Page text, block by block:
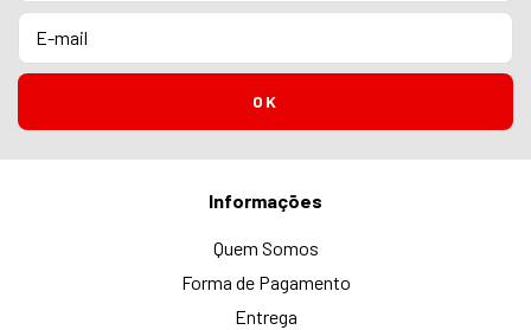
Informações
Quem Somos
Forma de Pagamento
Entrega